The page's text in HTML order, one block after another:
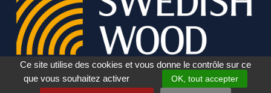
Ce site utilise des cookies et vous donne le contrôle sur ce
que vous souhaitez activer
OK, tout accepter